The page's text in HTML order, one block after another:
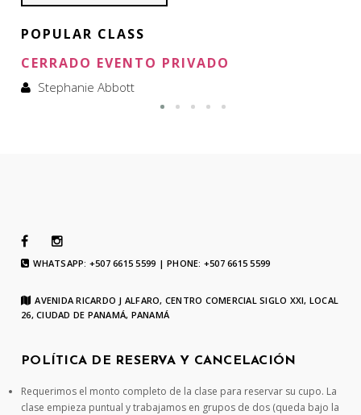
POPULAR CLASS
CERRADO EVENTO PRIVADO
Stephanie Abbott
WHATSAPP: +507 6615 5599 | PHONE: +507 6615 5599
AVENIDA RICARDO J ALFARO, CENTRO COMERCIAL SIGLO XXI, LOCAL
26, CIUDAD DE PANAMÁ, PANAMÁ
POLÍTICA DE RESERVA Y CANCELACIÓN
Requerimos el monto completo de la clase para reservar su cupo. La
clase empieza puntual y trabajamos en grupos de dos (queda bajo la